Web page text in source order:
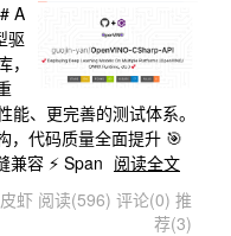
A
驱
、更完善的测试体系。
，代码质量全面提升 🎯
容 ⚡ Span 阅读全文
虾 阅读(596) 评论(0) 推
荐(3)